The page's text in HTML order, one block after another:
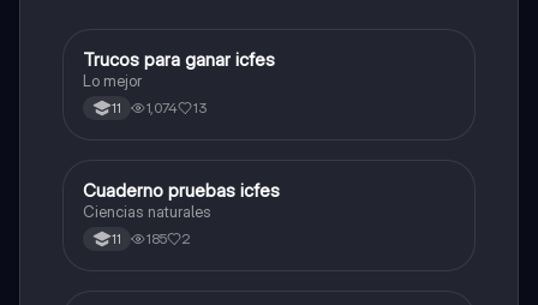
Química
Trucos para ganar icfes
Lo mejor
11 1,074 13
Biologia
Cuaderno pruebas icfes
Ciencias naturales
11 185 2